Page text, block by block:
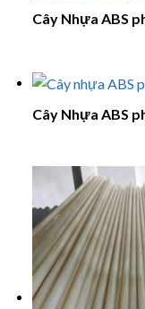
Cây Nhựa ABS
Cây Nhựa ABS